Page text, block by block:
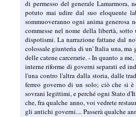
di permesso del generale
potuto mai udire dal suo eloquente
sommuoveranno ogni anima
commesse nel nome della libertà,
dispotismi. La narrazione fattane dal
colossale giunterìa di un' Italia una, ma
delle catene carcerarie. - In quanto a
interne riforme di governi separati ed
l'una contro l'altra dalla storia, dalle
ferreo governo di un solo; ciò che si
sovrani legittimi, e perché ogni Stato
che, fra qualche anno, voi vedrete
gli antichi governi.... Passerà qualche